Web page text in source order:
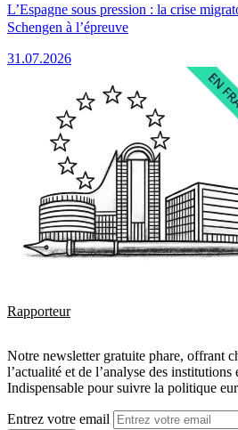
L’Espagne sous pression : la crise
Schengen à l’épreuve
31.07.2026
Rapporteur
Notre newsletter gratuite phare, offrant
l’actualité et de l’analyse des institutions
Indispensable pour suivre la politique
Entrez votre email